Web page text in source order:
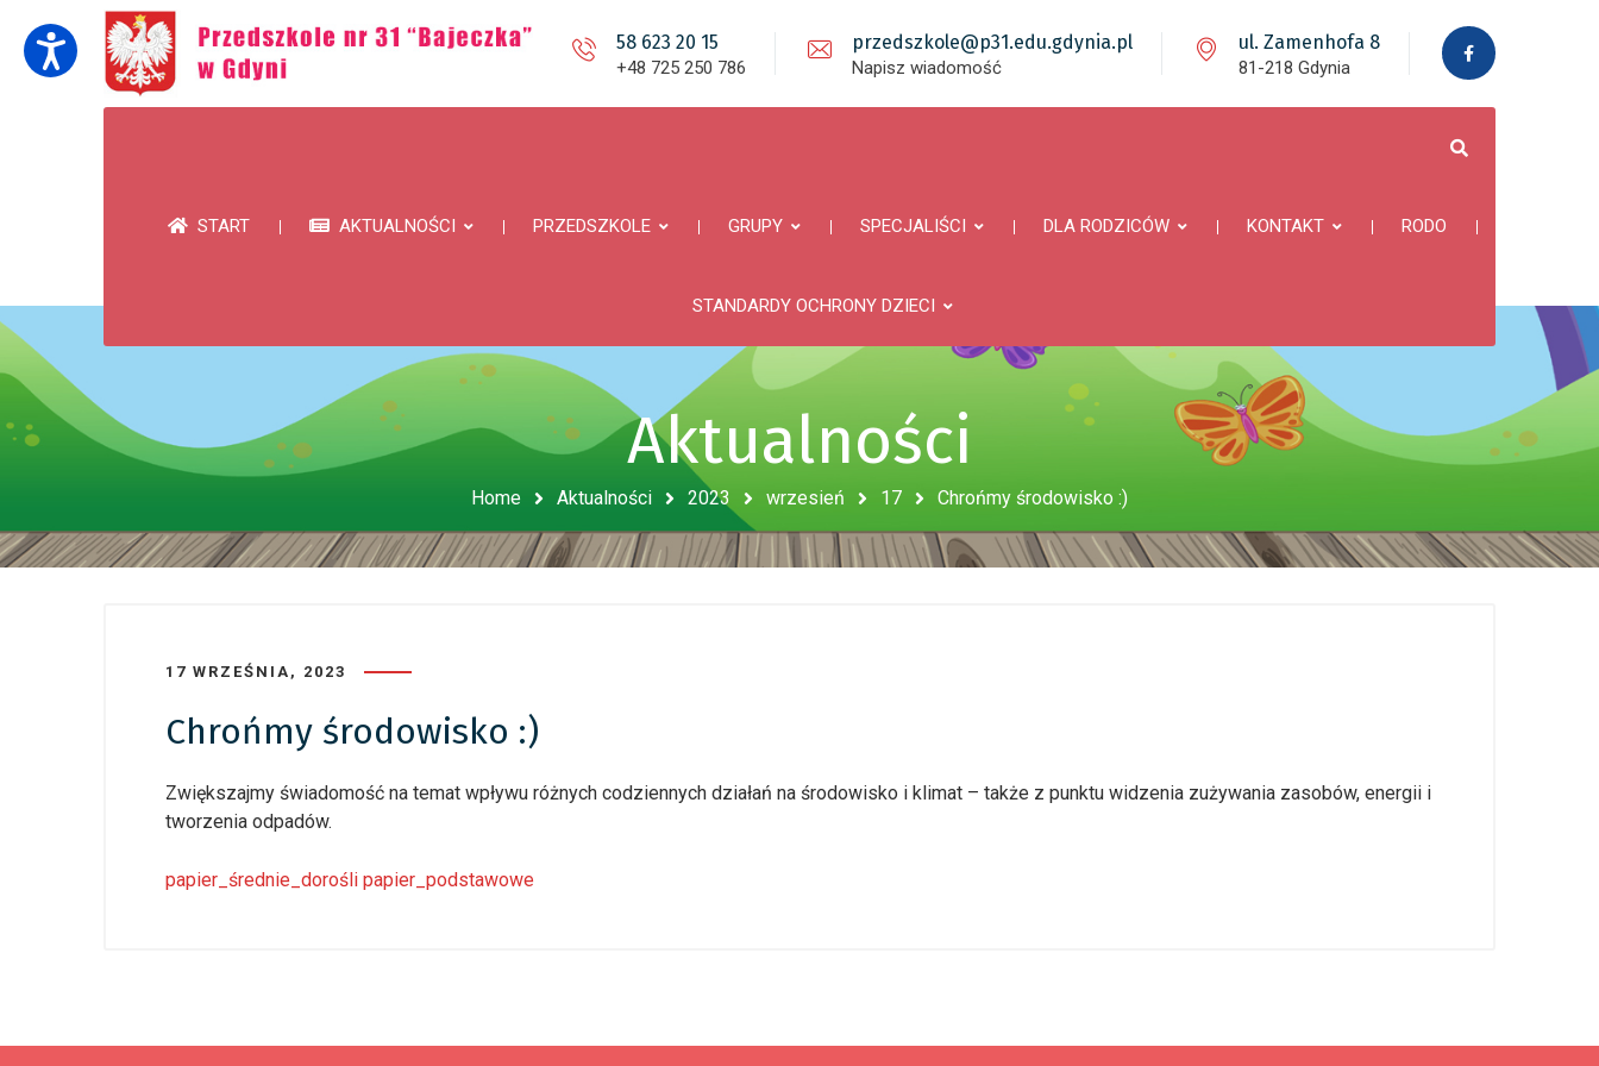
58 623 20 15
+48 725 250 786
przedszkole@p31.edu.gdynia.pl
Napisz wiadomość
ul. Zamenhofa 8
81-218 Gdynia
START AKTUALNOŚCI PRZEDSZKOLE GRUPY SPECJALIŚCI DLA RODZICÓW KONTAKT RODO
STANDARDY OCHRONY DZIECI
Aktualności
Home Aktualności 2023 wrzesień 17 Chrońmy środowisko :)
17 WRZEŚNIA, 2023
Chrońmy środowisko :)
Zwiększajmy świadomość na temat wpływu różnych codziennych działań na środowisko i klimat – także z punktu widzenia zużywania zasobów, energii i
tworzenia odpadów.
papier_średnie_dorośli papier_podstawowe